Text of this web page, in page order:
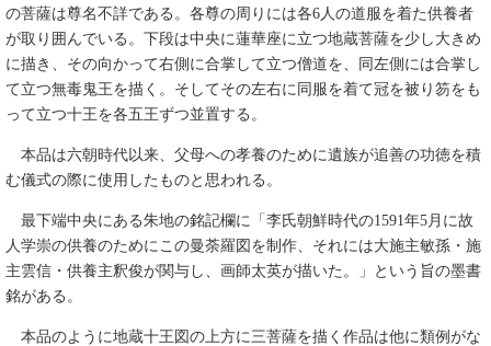
の菩薩は尊名不詳である。各尊の周りには各6人の道服を着た供養者
が取り囲んでいる。下段は中央に蓮華座に立つ地蔵菩薩を少し大きめ
に描き、その向かって右側に合掌して立つ僧道を、同左側には合掌し
て立つ無毒鬼王を描く。そしてその左右に同服を着て冠を被り笏をも
って立つ十王を各五王ずつ並置する。
本品は六朝時代以来、父母への孝養のために遺族が追善の功徳を積
む儀式の際に使用したものと思われる。
最下端中央にある朱地の銘記欄に「李氏朝鮮時代の1591年5月に故
人学崇の供養のためにこの曼荼羅図を制作、それには大施主敏孫・施
主雲信・供養主釈俊が関与し、画師太英が描いた。」という旨の墨書
銘がある。
本品のように地蔵十王図の上方に三菩薩を描く作品は他に類例がな